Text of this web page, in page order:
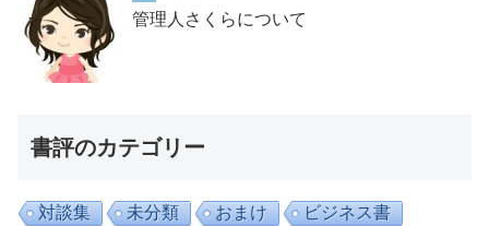
管理人さくらについて
書評のカテゴリー
対談集 未分類 おまけ
ビジネス書